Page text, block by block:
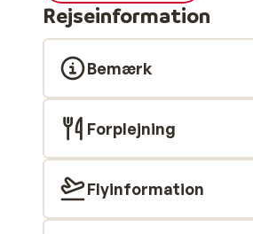
Rejseinformation
Bemærk
Forplejning
Flyinformation